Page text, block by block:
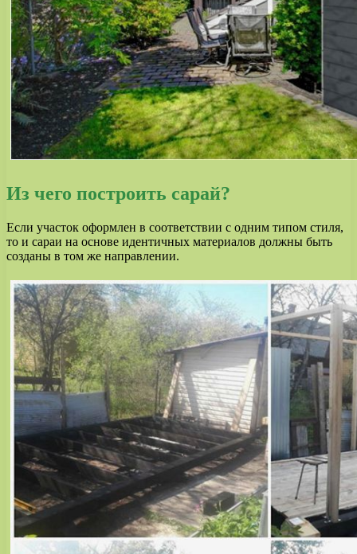
Из чего построить сарай?
Если участок оформлен в соответствии с одним типом стиля,
то и сараи на основе идентичных материалов должны быть
созданы в том же направлении.